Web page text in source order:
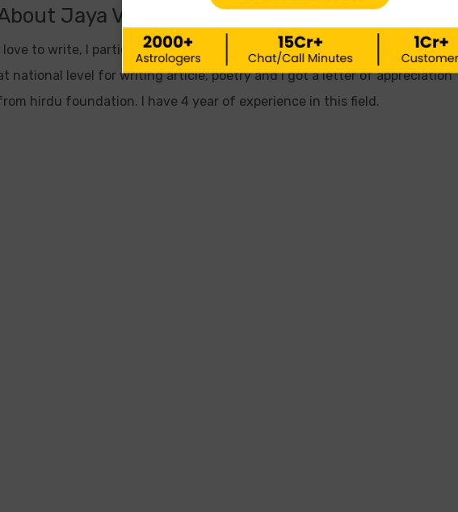
Jaya Verma
love to write, I participated as co-author in many books, also received prizes
national level for writing article, poetry and I got a letter of appreciation
hirdu foundation. I have 4 year of experience in this field.